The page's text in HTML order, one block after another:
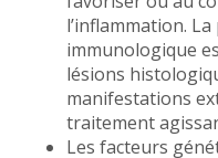
l’inflammation.
immunologique
lésions
manifestations
traitement
Les facteurs